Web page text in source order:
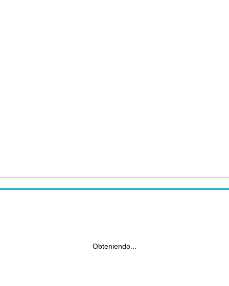
Obteniendo...